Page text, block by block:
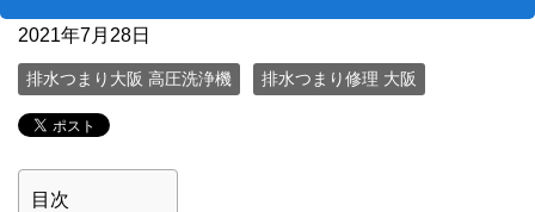
2021年7月28日
排水つまり大阪 高圧洗浄機 排水つまり修理 大阪
目次